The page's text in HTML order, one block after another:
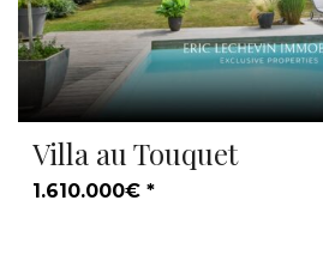
Villa au Touquet
1.610.000€ *